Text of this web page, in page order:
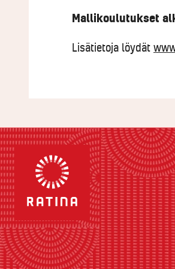
Mallikoulutukset
Lisätietoja löydät